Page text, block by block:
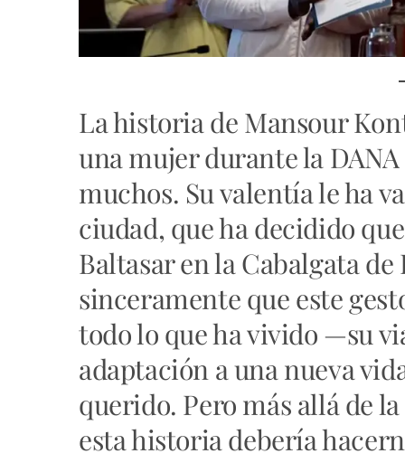
La historia de Mansour
una mujer durante la
muchos. Su valentía le ha
ciudad, que ha decidido
Baltasar en la Cabalgata de
sinceramente que este
todo lo que ha vivido —su
adaptación a una nueva
querido. Pero más allá de
esta historia debería